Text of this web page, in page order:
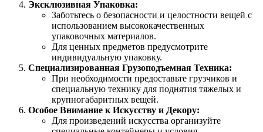
Эксклюзивная Упаковка:
Заботьтесь о безопасности и целостности вещей с
использованием высококачественных
упаковочных материалов.
Для ценных предметов предусмотрите
индивидуальную упаковку.
Специализированная Грузоподъемная Техника:
При необходимости предоставьте грузчиков и
специальную технику для поднятия тяжелых и
крупногабаритных вещей.
Особое Внимание к Искусству и Декору:
Для произведений искусства организуйте